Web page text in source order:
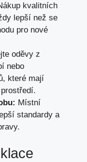
kvalitních
lepší než se
pro nové
oděvy z
nebo
které mají
Místní
standardy a